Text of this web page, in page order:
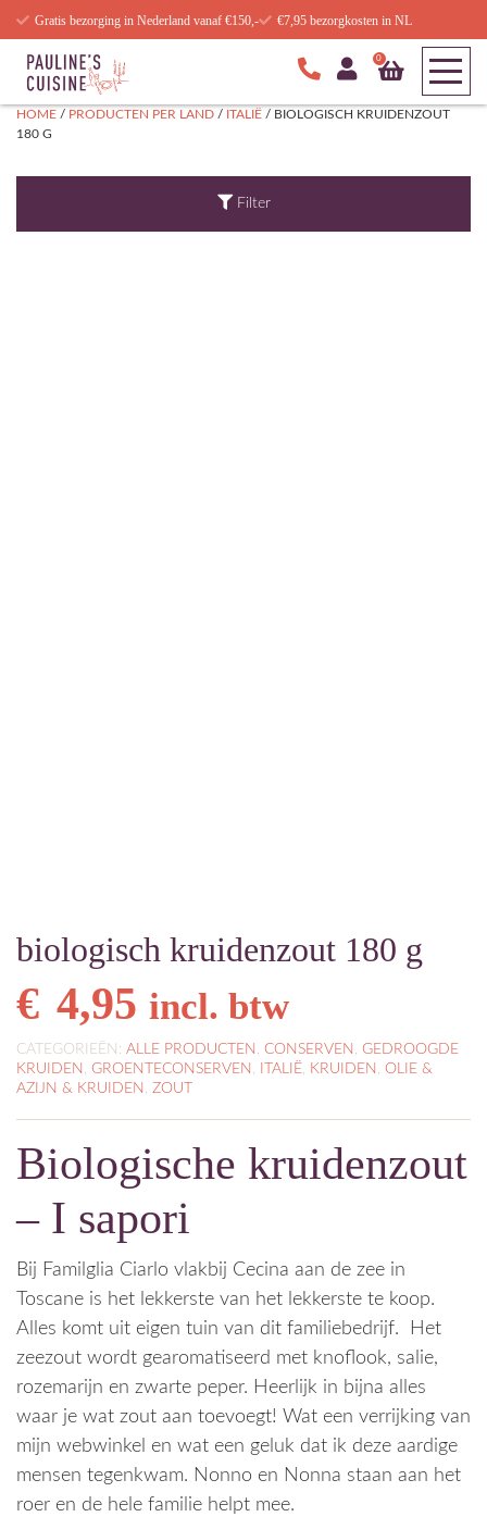
Gratis bezorging in Nederland vanaf €150,- €7,95 bezorgkosten in NL
0
HOME / PRODUCTEN PER LAND / ITALIË / BIOLOGISCH KRUIDENZOUT
180 G
Filter
biologisch kruidenzout 180 g
€ 4,95 incl. btw
CATEGORIEËN: ALLE PRODUCTEN , CONSERVEN , GEDROOGDE
KRUIDEN , GROENTECONSERVEN , ITALIË, KRUIDEN , OLIE &
AZIJN & KRUIDEN , ZOUT
Biologische kruidenzout
– I sapori
Bij Familglia Ciarlo vlakbij Cecina aan de zee in
Toscane is het lekkerste van het lekkerste te koop.
Alles komt uit eigen tuin van dit familiebedrijf. Het
zeezout wordt gearomatiseerd met knoflook, salie,
rozemarijn en zwarte peper. Heerlijk in bijna alles
waar je wat zout aan toevoegt! Wat een verrijking van
mijn webwinkel en wat een geluk dat ik deze aardige
mensen tegenkwam. Nonno en Nonna staan aan het
roer en de hele familie helpt mee.